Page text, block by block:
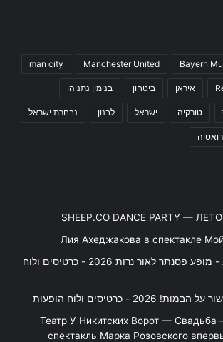
Bayern
Manchester United
man city
איראן ביטחון בנימין נתניהו
טורקיה ישראל לבנון נבחרת ישראל
SHEEP.CO DANCE PARTY —
Лия Ахеджакова в спектакле
משופן ועד AC/DC - מופע פסנתר לאור נרות 2026 - כרטיסים ולוח
- כרטיסים ולוח הופעות
"Театр У Никитских Ворот —
спектакль Марка Розовского